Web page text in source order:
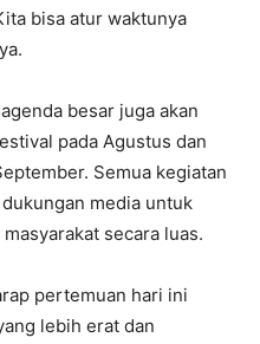
bisa atur waktunya
besar juga akan
pada Agustus dan
Semua kegiatan
media untuk
secara luas.
pertemuan hari ini
lebih erat dan